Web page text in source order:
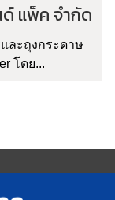
แพ็ค จำกัด
ละถุงกระดาษ
โดย...